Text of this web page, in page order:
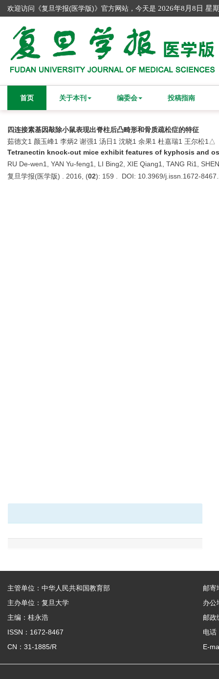
欢迎访问《复旦学报(医学版)》官方网站，今天是 2026年8月8日 星
首页 关于本刊 编委会 投稿指南
四连接素基因敲除小鼠表现出脊柱后凸畸形和骨质疏松症的特征
茹德文1 颜玉峰1 李炳2 谢强1 汤日1 沈晓1 余果1 杜嘉瑞1 王尔松1△
Tetranectin knock-out mice exhibit features of kyphosis and
RU De-wen1, YAN Yu-feng1, LI Bing2, XIE Qiang1, TANG Ri1,
复旦学报(医学版) . 2016, (02): 159 . DOI: 10.3969/j.issn.1672-
主管单位：中华人民共和国教育部
主办单位：复旦大学
主编：桂永浩
ISSN：1672-8467
CN：31-1885/R
邮寄
办公
邮政
电话
E-